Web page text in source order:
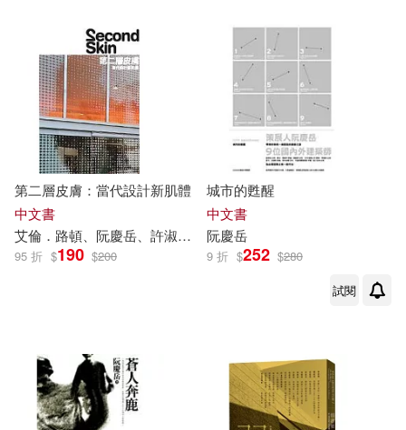
第二層皮膚：當代設計新肌體
中文書
艾倫．路頓、 阮慶岳 、許淑真、林志鴻
95 折 $190 $200
城市的甦醒
中文書
阮慶岳
9 折 $252 $280
試閱